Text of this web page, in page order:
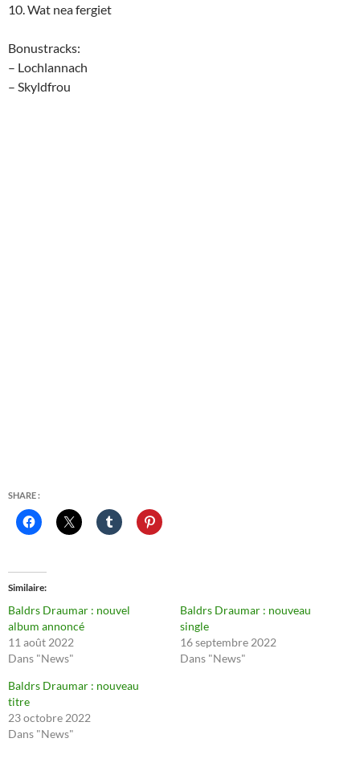
10. Wat nea fergiet
Bonustracks:
– Lochlannach
– Skyldfrou
SHARE :
Similaire
Baldrs Draumar : nouvel
album annoncé
11 août 2022
Dans "News"
Baldrs Draumar : nouveau
single
16 septembre 2022
Dans "News"
Baldrs Draumar : nouveau
titre
23 octobre 2022
Dans "News"